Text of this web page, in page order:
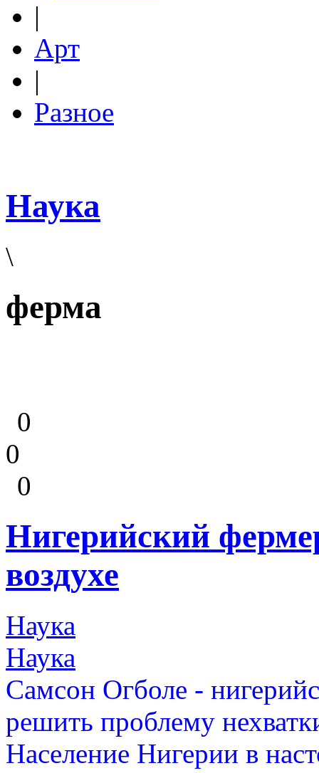
|
Арт
|
Разное
Наука
\
ферма
0
0
0
Нигерийский
воздухе
Наука
Наука
Самсон Огболе -
решить проблему
Население Нигерии в